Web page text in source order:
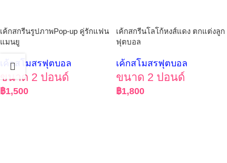
เค้กสกรีนรูปภาพPop-up คู่รักแฟน
แมนยู
เค้กสโมสรฟุตบอล
ขนาด 2 ปอนด์
฿1,500
เค้กสกรีนโลโก้หงส์แดง ตกแต่งลูก
ฟุตบอล
เค้กสโมสรฟุตบอล
ขนาด 2 ปอนด์
฿1,800